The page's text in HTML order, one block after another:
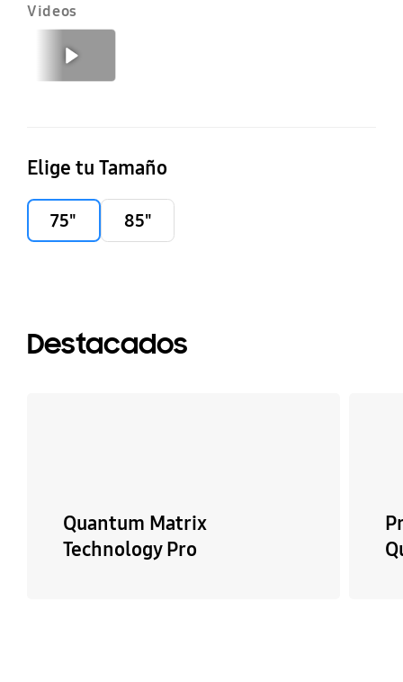
Videos
Elige tu Tamaño
75" 85"
Destacados
Quantum Matrix
Technology Pro